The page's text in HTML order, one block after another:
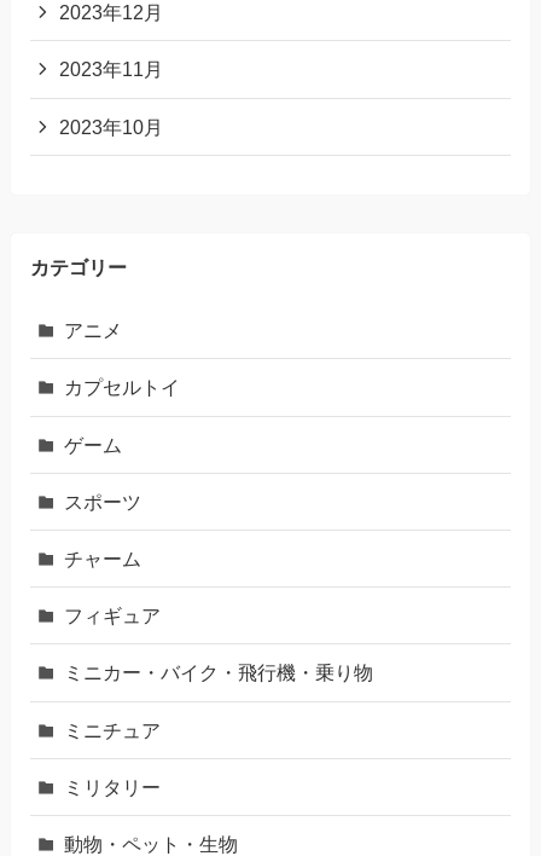
2023年12月
2023年11月
2023年10月
カテゴリー
アニメ
カプセルトイ
ゲーム
スポーツ
チャーム
フィギュア
ミニカー・バイク・飛行機・乗り物
ミニチュア
ミリタリー
動物・ペット・生物